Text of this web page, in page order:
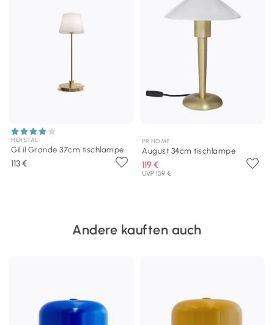
HERSTAL
Gil il Grande 37cm tischlampe
113 €
PR HOME
August 34cm tischlampe
119 €
UVP 159 €
Andere kauften auch